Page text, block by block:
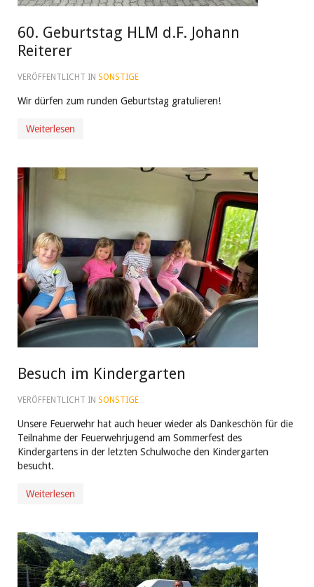
60. Geburtstag HLM d.F. Johann
Reiterer
VERÖFFENTLICHT IN SONSTIGE
Wir dürfen zum runden Geburtstag gratulieren!
Weiterlesen
Besuch im Kindergarten
VERÖFFENTLICHT IN SONSTIGE
Unsere Feuerwehr hat auch heuer wieder als Dankeschön für die
Teilnahme der Feuerwehrjugend am Sommerfest des
Kindergartens in der letzten Schulwoche den Kindergarten
besucht.
Weiterlesen